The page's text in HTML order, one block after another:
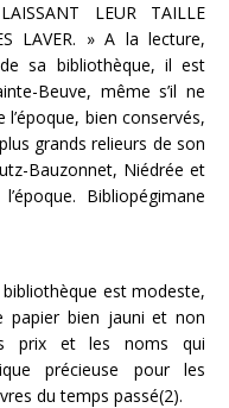
LEUR TAILLE
LAVER. » A la lecture,
sa bibliothèque, il est
Beuve, même s’il ne
bien conservés,
grands relieurs de son
Bauzonnet, Niédrée et
Bibliopégimane
est modeste,
papier bien jauni et non
prix et les noms qui
précieuse pour les
du temps passé(2).